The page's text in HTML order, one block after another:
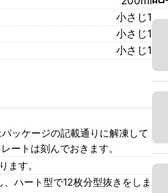
小さじ1
小さじ1
小さじ1
ッケージの記載通りに解凍して
ートは刻んでおきます。
ます。
ハート型で12枚分型抜きをしま